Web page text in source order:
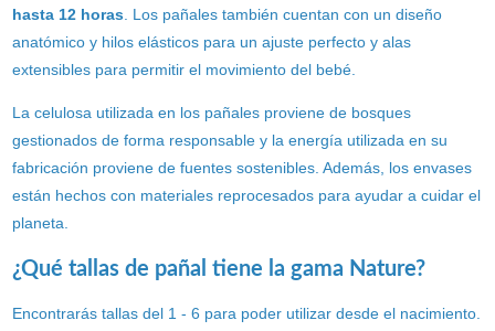
hasta 12 horas . Los pañales también cuentan con un diseño
anatómico y hilos elásticos para un ajuste perfecto y alas
extensibles para permitir el movimiento del bebé.
La celulosa utilizada en los pañales proviene de bosques
gestionados de forma responsable y la energía utilizada en su
fabricación proviene de fuentes sostenibles. Además, los envases
están hechos con materiales reprocesados para ayudar a cuidar el
planeta.
¿Qué tallas de pañal tiene la gama Nature?
Encontrarás tallas del 1 - 6 para poder utilizar desde el nacimiento.